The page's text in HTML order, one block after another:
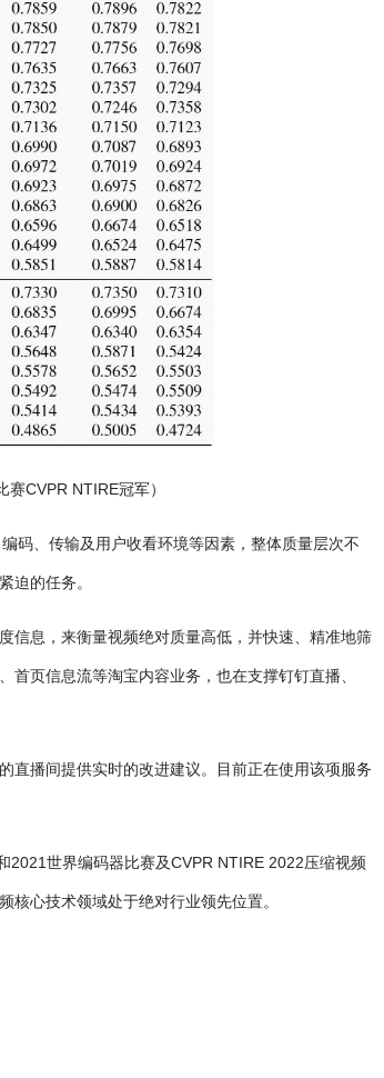
CVPR NTIRE冠军）
码、传输及用户收看环境等因素，整体质量层次不
迫的任务。
信息，来衡量视频绝对质量高低，并快速、精准地筛
页信息流等淘宝内容业务，也在支撑钉钉直播、
直播间提供实时的改进建议。目前正在使用该项服务
2021世界编码器比赛及CVPR NTIRE 2022压缩视频
心技术领域处于绝对行业领先位置。